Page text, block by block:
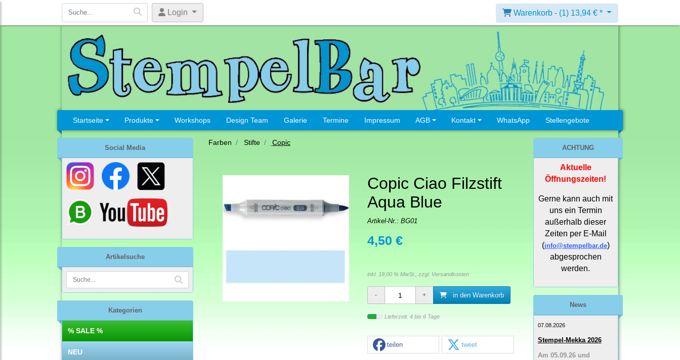
Login Warenkorb - (1) 13,94 € *
Startseite Produkte Workshops Design Team Galerie Termine Impressum AGB Kontakt WhatsApp Stellengebote
Social Media
Artikelsuche
Kategorien
% SALE %
NEU
Farben Stifte Copic
Copic Ciao Filzstift
Aqua Blue
Artikel-Nr.: BG01
4,50 €
inkl. 19,00 % MwSt., zzgl. Versandkosten
in den Warenkorb
Lieferzeit: 4 bis 6 Tage
teilen tweet
ACHTUNG
Aktuelle
Öffnungszeiten!
Gerne kann auch mit
uns ein Termin
außerhalb dieser
Zeiten per E-Mail
(info@stempelbar.de)
abgesprochen
werden.
News
07.08.2026
Stempel-Mekka 2026
Am 05.09.26 und